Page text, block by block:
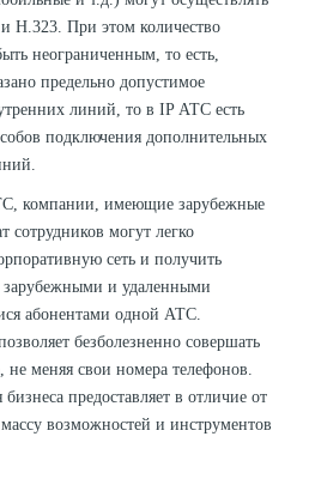
Н.323. При этом количество
неограниченным, то есть,
предельно допустимое
линий, то в IP АТС есть
подключения дополнительных
компании, имеющие зарубежные
могут легко
сеть и получить
и удаленными
абонентами одной АТС.
безболезненно совершать
не меняя свои номера телефонов.
предоставляет в отличие от
возможностей и инструментов